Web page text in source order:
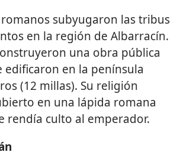
subyugaron las tribus
en la región de Albarracín.
una obra pública
en la península
(12 millas). Su religión
en una lápida romana
rendía culto al emperador.